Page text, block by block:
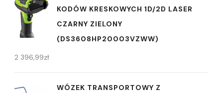
KODÓW KRESKOWYCH 1D/2D LASER
CZARNY ZIELONY
(DS3608HP20003VZWW)
2 396,99zł
WÓZEK TRANSPORTOWY Z